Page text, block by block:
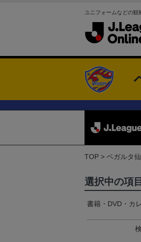
ユニフォームなどの
TOP ベガルタ
選択中の項目
書籍・DVD・カ